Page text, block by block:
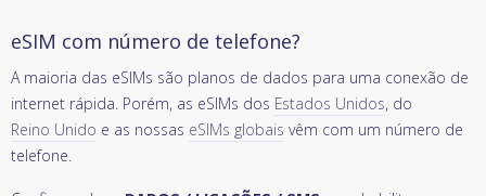
eSIM com número de telefone?
A maioria das eSIMs são planos de dados para uma conexão de
internet rápida. Porém, as eSIMs dos Estados Unidos, do
Reino Unido e as nossas eSIMs globais vêm com um número de
telefone.